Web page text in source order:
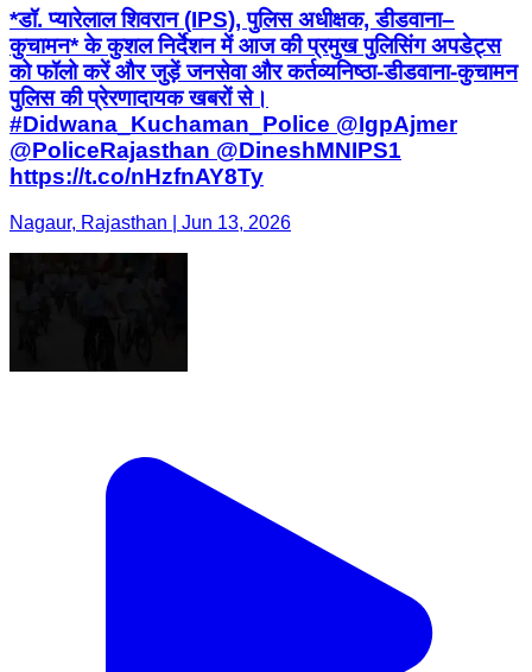
*डॉ. प्यारेलाल शिवरान (IPS), पुलिस अधीक्षक, डीडवाना–
कुचामन* के कुशल निर्देशन में आज की प्रमुख पुलिसिंग अपडेट्स
को फॉलो करें और जुड़ें जनसेवा और कर्तव्यनिष्ठा-डीडवाना-कुचामन
पुलिस की प्रेरणादायक खबरों से।
#Didwana_Kuchaman_Police @IgpAjmer
@PoliceRajasthan @DineshMNIPS1
https://t.co/nHzfnAY8Ty
Nagaur, Rajasthan | Jun 13, 2026